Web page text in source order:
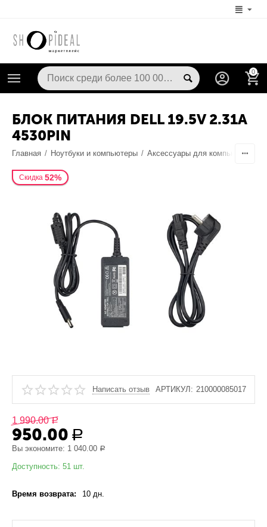
0
БЛОК ПИТАНИЯ DELL 19.5V 2.31A
4530PIN
Главная / Ноутбуки и компьютеры / Аксессуары для компьютерной
Скидка 52%
Написать отзыв АРТИКУЛ: 210000085017
1 990.00 Р
950.00 Р
Вы экономите: 1 040.00 Р
Доступность: 51 шт.
Время возврата: 10 дн.